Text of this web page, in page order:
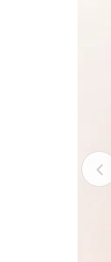
Previous